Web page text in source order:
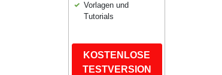
Vorlagen und
Tutorials
KOSTENLOSE
TESTVERSION